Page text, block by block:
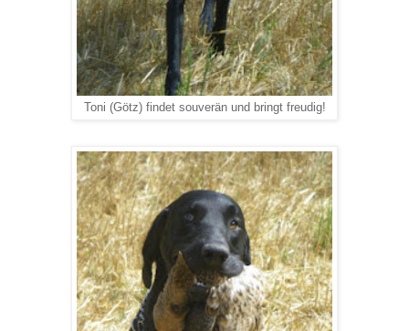
Toni (Götz) findet souverän und bringt freudig!